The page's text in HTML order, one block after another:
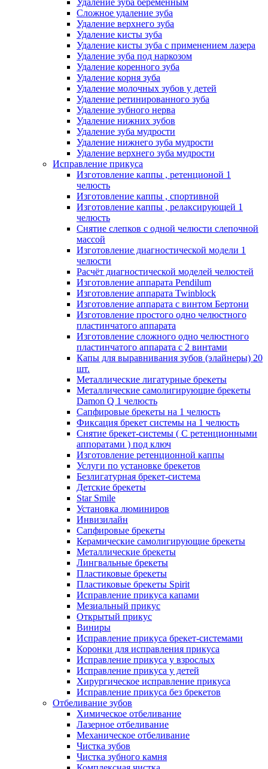
Удаление зуба беременным
Сложное удаление зуба
Удаление верхнего зуба
Удаление кисты зуба
Удаление кисты зуба с применением лазера
Удаление зуба под наркозом
Удаление коренного зуба
Удаление корня зуба
Удаление молочных зубов у детей
Удаление ретинированного зуба
Удаление зубного нерва
Удаление нижних зубов
Удаление зуба мудрости
Удаление нижнего зуба мудрости
Удаление верхнего зуба мудрости
Исправление прикуса
Изготовление каппы , ретенционой 1
челюсть
Изготовление каппы , спортивной
Изготовление каппы , релаксирующей 1
челюсть
Снятие слепков с одной челюсти слепочной
массой
Изготовление диагностической модели 1
челюсти
Расчёт диагностической моделей челюстей
Изготовление аппарата Pendilum
Изготовление аппарата Twinblock
Изготовление аппарата с винтом Бертони
Изготовление простого одно челюстного
пластинчатого аппарата
Изготовление сложного одно челюстного
пластинчатого аппарата с 2 винтами
Капы для выравнивания зубов (элайнеры) 20
шт.
Металлические лигатурные брекеты
Металлические самолигирующие брекеты
Damon Q 1 челюсть
Сапфировые брекеты на 1 челюсть
Фиксация брекет системы на 1 челюсть
Снятие брекет-системы ( С ретенционными
аппоратами ) под ключ
Изготовление ретенционной каппы
Услуги по установке брекетов
Безлигатурная брекет-система
Детские брекеты
Star Smile
Установка люминиров
Инвизилайн
Сапфировые брекеты
Керамические самолигирующие брекеты
Металлические брекеты
Лингвальные брекеты
Пластиковые брекеты
Пластиковые брекеты Spirit
Исправление прикуса капами
Мезиальный прикус
Открытый прикус
Виниры
Исправление прикуса брекет-системами
Коронки для исправления прикуса
Исправление прикуса у взрослых
Исправление прикуса у детей
Хирургическое исправление прикуса
Исправление прикуса без брекетов
Отбеливание зубов
Химическое отбеливание
Лазерное отбеливание
Механическое отбеливание
Чистка зубов
Чистка зубного камня